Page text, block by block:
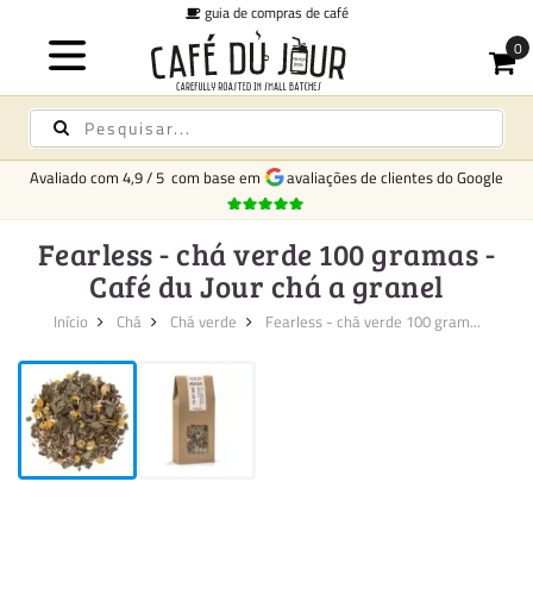
guia de compras de café
Avaliado com 4,9/5 com base em avaliações de clientes do Google
Fearless - chá verde 100 gramas -
Café du Jour chá a granel
Início Chá Chá verde Fearless - chá verde 100 gram...